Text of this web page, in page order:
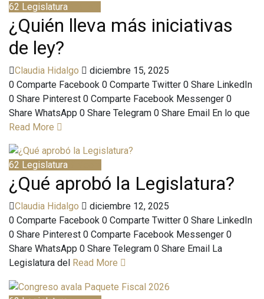
62 Legislatura
¿Quién lleva más iniciativas
de ley?
Claudia Hidalgo
diciembre 15, 2025
0 Comparte Facebook 0 Comparte Twitter 0 Share LinkedIn
0 Share Pinterest 0 Comparte Facebook Messenger 0
Share WhatsApp 0 Share Telegram 0 Share Email En lo que
Read More
62 Legislatura
¿Qué aprobó la Legislatura?
Claudia Hidalgo
diciembre 12, 2025
0 Comparte Facebook 0 Comparte Twitter 0 Share LinkedIn
0 Share Pinterest 0 Comparte Facebook Messenger 0
Share WhatsApp 0 Share Telegram 0 Share Email La
Legislatura del Read More